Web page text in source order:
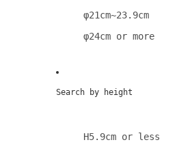
φ21cm~23.9cm
φ24cm or more
Search by height
H5.9cm or less